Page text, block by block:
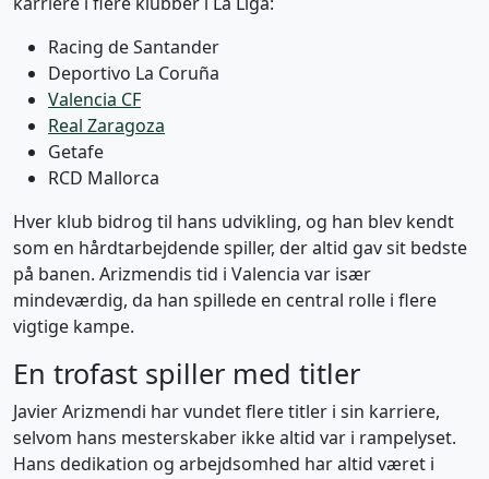
Racing de Santander
Deportivo La Coruña
Valencia CF
Real Zaragoza
Getafe
RCD Mallorca
Hver klub bidrog til hans udvikling, og han blev kendt
som en hårdtarbejdende spiller, der altid gav sit bedste
på banen. Arizmendis tid i Valencia var især
mindeværdig, da han spillede en central rolle i flere
vigtige kampe.
En trofast spiller med titler
Javier Arizmendi har vundet flere titler i sin karriere,
selvom hans mesterskaber ikke altid var i rampelyset.
Hans dedikation og arbejdsomhed har altid været i